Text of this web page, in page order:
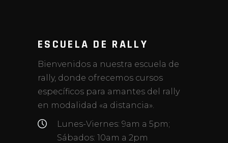
ESCUELA DE RALLY
Bienvenidos a nuestra escuela de
rally, donde ofrecemos cursos
específicos para amantes del rally
en modalidad «a distancia».
Lunes-Viernes: 9am a 5pm;
Sábados: 10am a 2pm